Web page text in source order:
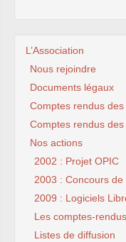
L’Association
Nous rejoindre
Documents légaux
Comptes rendus
Comptes rendus des
Nos actions
2002 : Projet OPIC
2003 : Concours
2009 : Logiciels
Les comptes-
Listes de diffusion